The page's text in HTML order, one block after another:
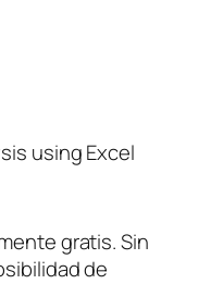
using Excel
gratis. Sin
de